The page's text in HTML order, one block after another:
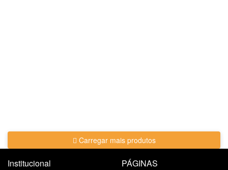
Carregar mais produtos
Institucional PÁGINAS